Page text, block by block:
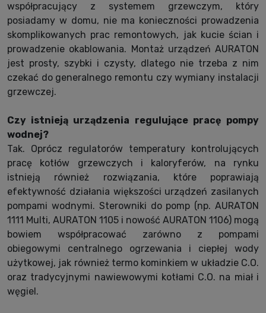
współpracujący z systemem grzewczym, który
posiadamy w domu, nie ma konieczności prowadzenia
skomplikowanych prac remontowych, jak kucie ścian i
prowadzenie okablowania. Montaż urządzeń AURATON
jest prosty, szybki i czysty, dlatego nie trzeba z nim
czekać do generalnego remontu czy wymiany instalacji
grzewczej.
Czy istnieją urządzenia regulujące pracę pompy
wodnej?
Tak. Oprócz regulatorów temperatury kontrolujących
pracę kotłów grzewczych i kaloryferów, na rynku
istnieją również rozwiązania, które poprawiają
efektywność działania większości urządzeń zasilanych
pompami wodnymi. Sterowniki do pomp (np. AURATON
1111 Multi, AURATON 1105 i nowość AURATON 1106) mogą
bowiem współpracować zarówno z pompami
obiegowymi centralnego ogrzewania i ciepłej wody
użytkowej, jak również termo kominkiem w układzie C.O.
oraz tradycyjnymi nawiewowymi kotłami C.O. na miał i
węgiel.